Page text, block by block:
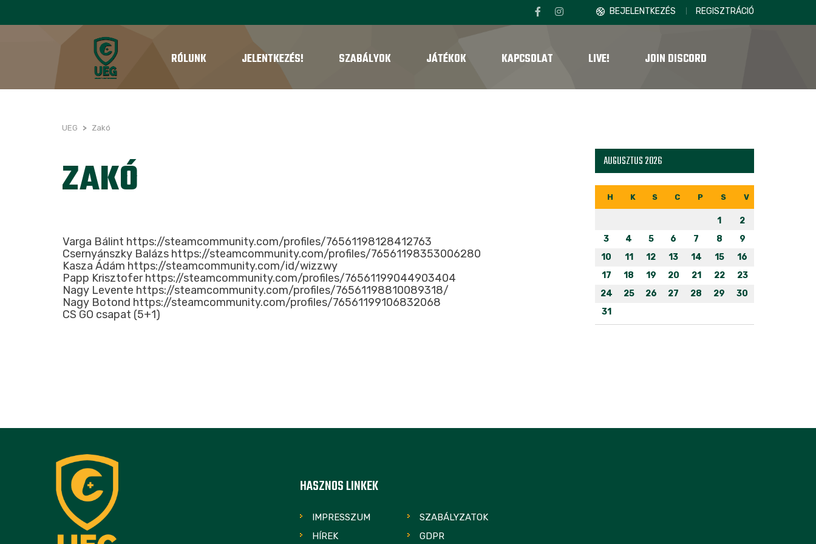
BEJELENTKEZÉS REGISZTRÁCIÓ
RÓLUNK JELENTKEZÉS! SZABÁLYOK JÁTÉKOK KAPCSOLAT LIVE! JOIN DISCORD
UEG > Zakó
ZAKÓ
Varga Bálint https://steamcommunity.com/profiles/76561198128412763
Csernyánszky Balázs https://steamcommunity.com/profiles/76561198353006280
Kasza Ádám https://steamcommunity.com/id/wizzwy
Papp Krisztofer https://steamcommunity.com/profiles/76561199044903404
Nagy Levente https://steamcommunity.com/profiles/76561198810089318/
Nagy Botond https://steamcommunity.com/profiles/76561199106832068
CS GO csapat (5+1)
AUGUSZTUS 2026
H K S C P S V
1
2
3
4 5 6 7 8
9
10
11 12 13 14 15
16
17
18 19 20 21 22
23
24
25 26 27 28 29
30
31
HASZNOS LINKEK
IMPRESSZUM
SZABÁLYZATOK
HÍREK
GDPR